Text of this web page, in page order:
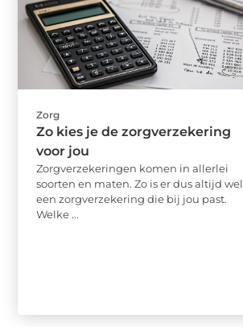
Zorg
Zo kies je de zorgverzekering
voor jou
Zorgverzekeringen komen in allerlei
soorten en maten. Zo is er dus altijd wel
een zorgverzekering die bij jou past.
Welke ...